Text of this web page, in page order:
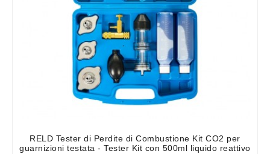
RELD Tester di Perdite di Combustione Kit CO2 per
guarnizioni testata - Tester Kit con 500ml liquido reattivo